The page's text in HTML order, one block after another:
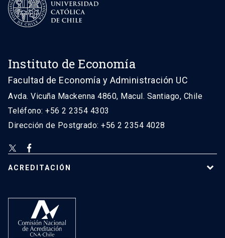
Instituto de Economía
Facultad de Economía y Administración UC
Avda. Vicuña Mackenna 4860, Macul. Santiago, Chile
Teléfono: +56 2 2354 4303
Dirección de Postgrado: +56 2 2354 4028
ACREDITACIÓN